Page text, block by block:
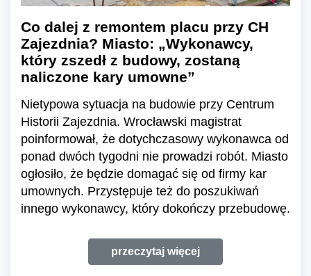
Co dalej z remontem placu przy CH
Zajezdnia? Miasto: „Wykonawcy,
który zszedł z budowy, zostaną
naliczone kary umowne”
Nietypowa sytuacja na budowie przy Centrum
Historii Zajezdnia. Wrocławski magistrat
poinformował, że dotychczasowy wykonawca od
ponad dwóch tygodni nie prowadzi robót. Miasto
ogłosiło, że będzie domagać się od firmy kar
umownych. Przystępuje też do poszukiwań
innego wykonawcy, który dokończy przebudowę.
przeczytaj więcej